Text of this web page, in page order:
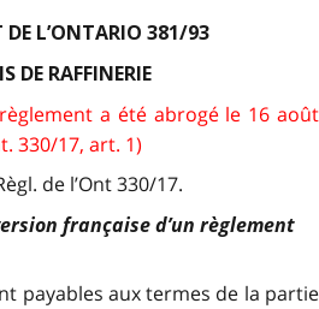
DE L’ONTARIO 381/93
DE RAFFINERIE
a été abrogé le 16 août
330/17, art. 1)
de l’Ont 330/17.
française d’un règlement
payables aux termes de la partie